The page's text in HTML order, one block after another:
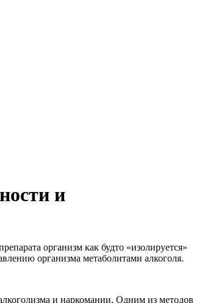
и
организм как будто «изолируется»
организма метаболитами алкоголя.
и наркомании. Одним из методов